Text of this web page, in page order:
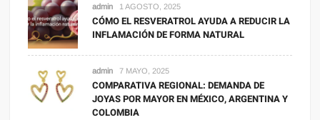
admin 1 AGOSTO, 2025
CÓMO EL RESVERATROL AYUDA A REDUCIR LA
INFLAMACIÓN DE FORMA NATURAL
admin 7 MAYO, 2025
COMPARATIVA REGIONAL: DEMANDA DE
JOYAS POR MAYOR EN MÉXICO, ARGENTINA Y
COLOMBIA